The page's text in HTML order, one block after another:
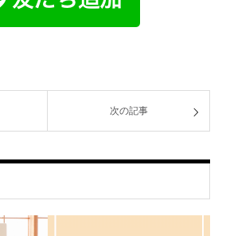
次の記事